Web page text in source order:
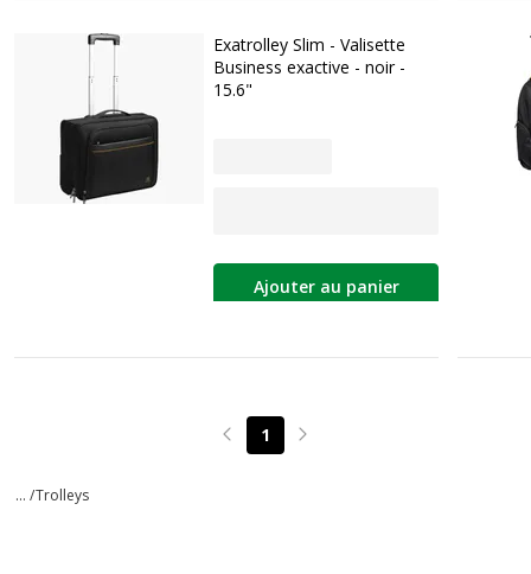
Exatrolley Slim - Valisette
Business exactive - noir -
15.6"
Ajouter au panier
Page précédente
1 Page suivante
... /Trolleys